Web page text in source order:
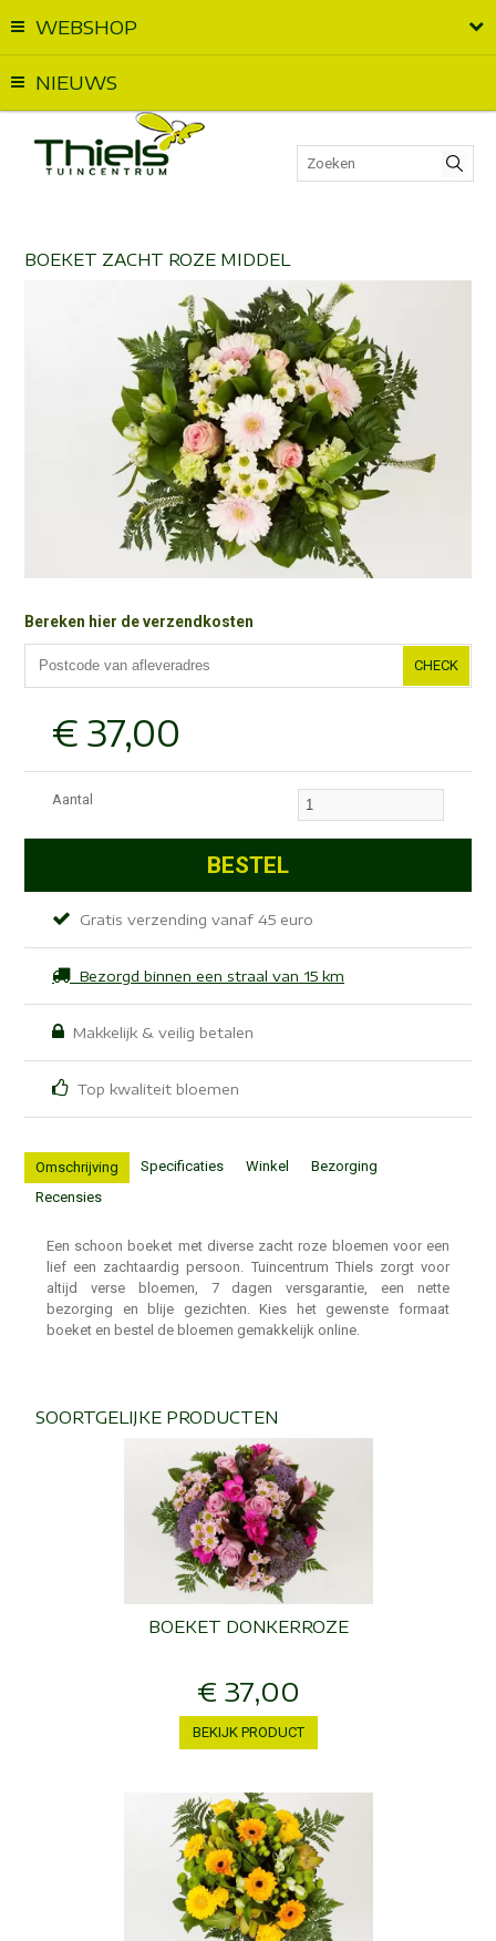
WEBSHOP
NIEUWS
BOEKET ZACHT ROZE MIDDEL
Bereken hier de verzendkosten
CHECK
€ 37,00
Aantal
Gratis verzending vanaf 45 euro
Bezorgd binnen een straal van 15 km
Makkelijk & veilig betalen
Top kwaliteit bloemen
Omschrijving Specificaties Winkel
Bezorging
Recensies
Een schoon boeket met diverse zacht roze bloemen voor een
lief een zachtaardig persoon. Tuincentrum Thiels zorgt voor
altijd verse bloemen, 7 dagen versgarantie, een nette
bezorging en blije gezichten. Kies het gewenste formaat
boeket en bestel de bloemen gemakkelijk online.
SOORTGELIJKE PRODUCTEN
BOEKET DONKERROZE
€ 37,00
BEKIJK PRODUCT